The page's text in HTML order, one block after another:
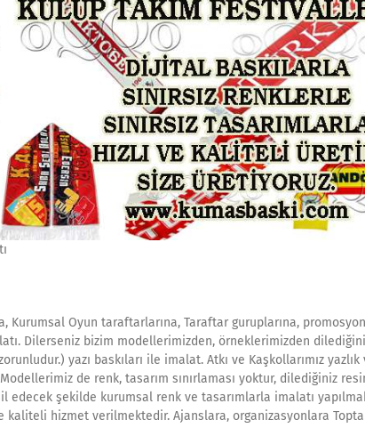
Kurumsal Oyun taraftarlarına, Taraftar guruplarına,
Dilerseniz bizim modellerimizden, örneklerimizden
yazı baskıları ile imalat. Atkı ve Kaşkollarımız
de renk, tasarım sınırlaması yoktur, dilediğiniz
şekilde kurumsal renk ve tasarımlarla imalatı
kaliteli hizmet verilmektedir. Ajanslara, organizasyonlara